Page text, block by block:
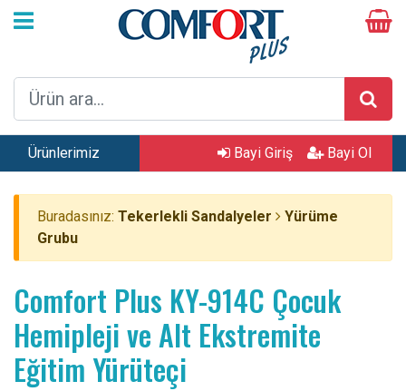
Ürünlerimiz Bayi Giriş Bayi Ol
Buradasınız: Tekerlekli Sandalyeler
Yürüme
Grubu
Comfort Plus KY-914C Çocuk
Hemipleji ve Alt Ekstremite
Eğitim Yürüteçi